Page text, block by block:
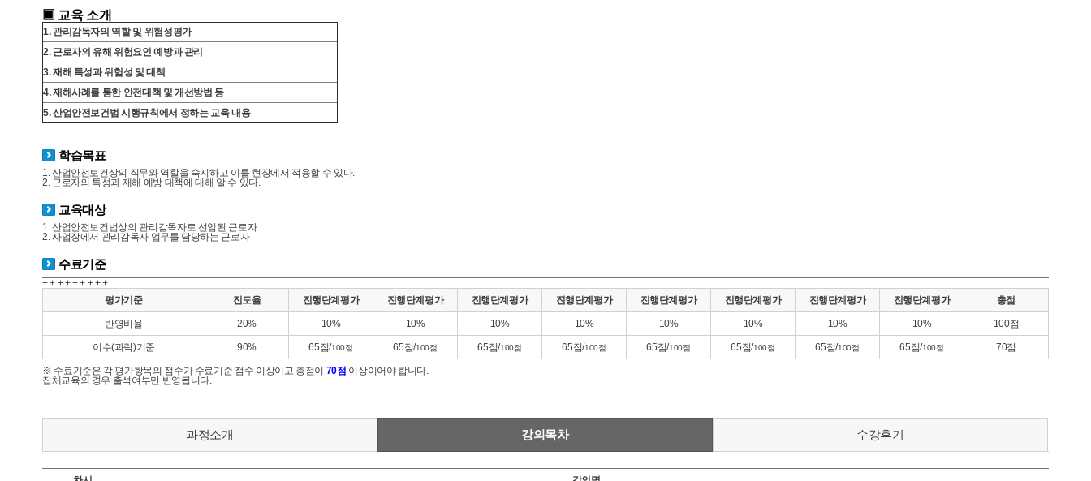
▣ 교육 소개
1. 관리감독자의 역할 및 위험성평가
2. 근로자의 유해 위험요인 예방과 관리
3. 재해 특성과 위험성 및 대책
4. 재해사례를 통한 안전대책 및 개선방법 등
5. 산업안전보건법 시행규칙에서 정하는 교육 내용
학습목표
1. 산업안전보건상의 직무와 역할을 숙지하고 이를 현장에서 적용할 수 있다.
2. 근로자의 특성과 재해 예방 대책에 대해 알 수 있다.
교육대상
1. 산업안전보건법상의 관리감독자로 선임된 근로자
2. 사업장에서 관리감독자 업무를 담당하는 근로자
수료기준
+ + + + + + + + +
평가기준
진도율 진행단계평가 진행단계평가 진행단계평가 진행단계평가 진행단계평가 진행단계평가 진행단계평가 진행단계평가 총점
반영비율 20% 10% 10% 10% 10% 10% 10% 10% 10% 100점
이수(과락)기준 90% 65점/100점 65점/100점 65점/100점 65점/100점 65점/100점 65점/100점 65점/100점 65점/100점 70점
※ 수료기준은 각 평가항목의 점수가 수료기준 점수 이상이고 총점이 70점 이상이어야 합니다.
집체교육의 경우 출석여부만 반영됩니다.
과정소개 강의목차 수강후기